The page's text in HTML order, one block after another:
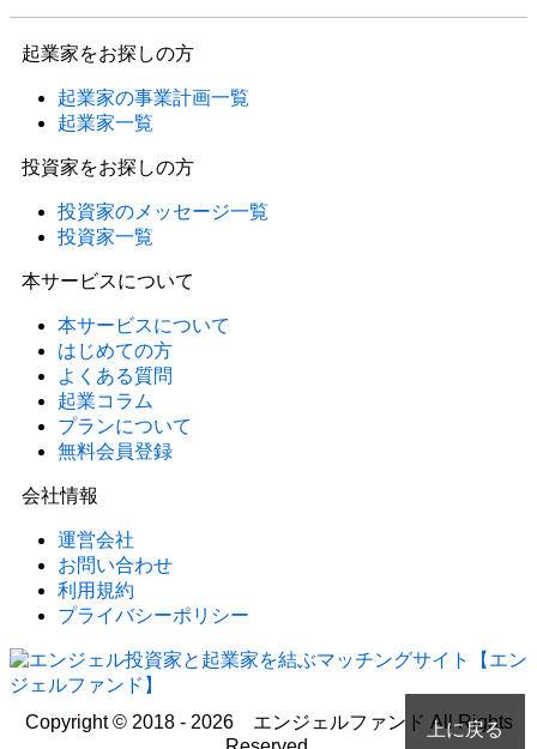
上に戻る
起業家をお探しの方
起業家の事業計画一覧
起業家一覧
投資家をお探しの方
投資家のメッセージ一覧
投資家一覧
本サービスについて
本サービスについて
はじめての方
よくある質問
起業コラム
プランについて
無料会員登録
会社情報
運営会社
お問い合わせ
利用規約
プライバシーポリシー
Copyright © 2018 - 2026 エンジェルファンド All Rights